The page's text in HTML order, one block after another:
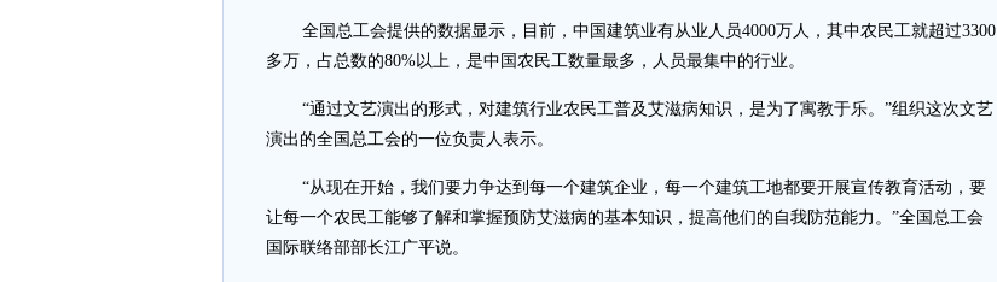
全国总工会提供的数据显示，目前，中国建筑业有从业人员4000万人，其中农民工就超过3300
多万，占总数的80%以上，是中国农民工数量最多，人员最集中的行业。
“通过文艺演出的形式，对建筑行业农民工普及艾滋病知识，是为了寓教于乐。”组织这次文艺
演出的全国总工会的一位负责人表示。
“从现在开始，我们要力争达到每一个建筑企业，每一个建筑工地都要开展宣传教育活动，要
让每一个农民工能够了解和掌握预防艾滋病的基本知识，提高他们的自我防范能力。”全国总工会
国际联络部部长江广平说。